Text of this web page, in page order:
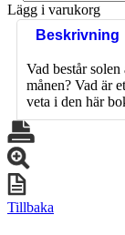
Lägg i varukorg
Beskrivning
Vad består
månen? Vad är
veta i den här
Tillbaka